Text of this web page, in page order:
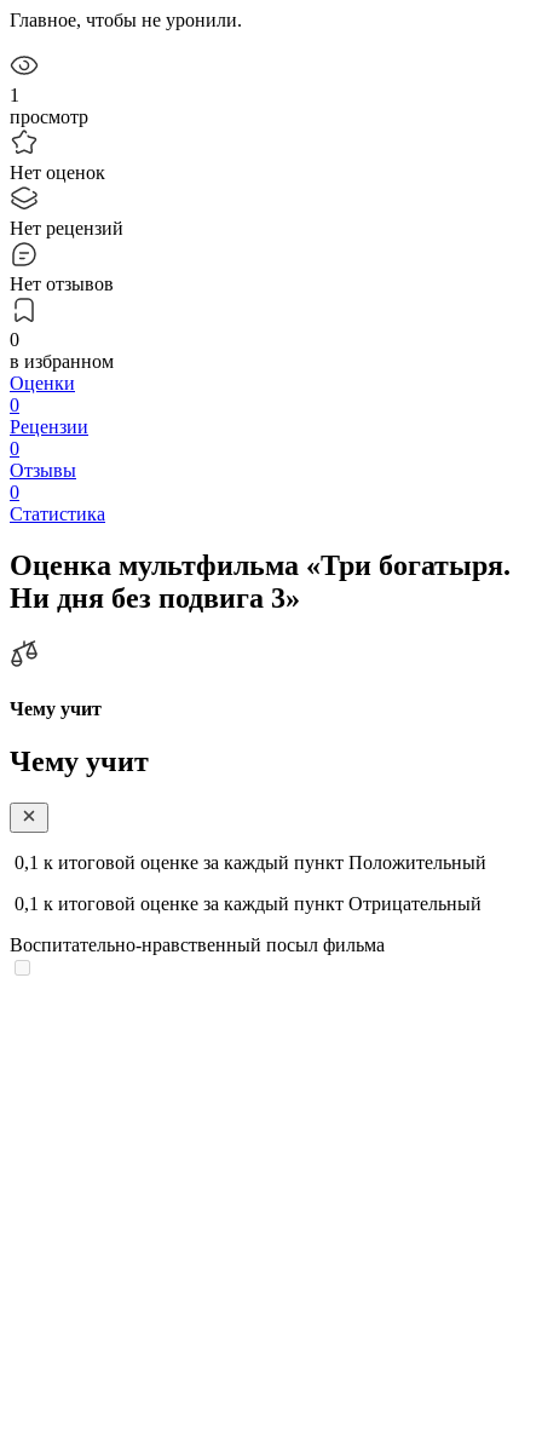
Главное, чтобы не уронили.
1
просмотр
Нет оценок
Нет рецензий
Нет отзывов
0
в избранном
Оценки
0
Рецензии
0
Отзывы
0
Статистика
Оценка мультфильма «Три богатыря.
Ни дня без подвига 3»
Чему учит
Чему учит
0,1 к итоговой оценке за каждый пункт Положительный
0,1 к итоговой оценке за каждый пункт Отрицательный
Воспитательно-нравственный посыл фильма